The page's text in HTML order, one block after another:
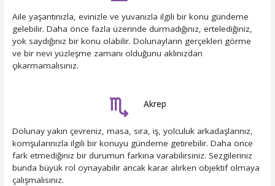
Aile yaşantınızla, evinizle ve yuvanızla ilgili bir konu gündeme
gelebilir. Daha önce fazla üzerinde durmadığınız, ertelediğiniz,
yok saydığınız bir konu olabilir. Dolunayların gerçekleri görme
ve bir nevi yüzleşme zamanı olduğunu aklınızdan
çıkarmamalısınız.
Akrep
Dolunay yakın çevreniz, masa, sıra, iş, yolculuk arkadaşlarınız,
komşularınızla ilgili bir konuyu gündeme getirebilir. Daha önce
fark etmediğiniz bir durumun farkına varabilirsiniz. Sezgileriniz
bunda büyük rol oynayabilir ancak karar alırken objektif olmaya
çalışmalısınız.